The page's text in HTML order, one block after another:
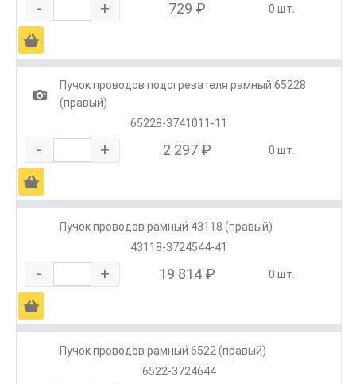
- + 729 ₽ 0 шт.
Ä
1
Пучок проводов подогревателя рамный 65228
(правый)
65228-3741011-11
- + 2 297 ₽ 0 шт.
Ä
Пучок проводов рамный 43118 (правый)
43118-3724544-41
- + 19 814 ₽ 0 шт.
Ä
Пучок проводов рамный 6522 (правый)
6522-3724644